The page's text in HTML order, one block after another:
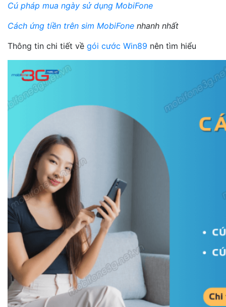
Cú pháp mua ngày sử dụng MobiFone
Cách ứng tiền trên sim MobiFone nhanh nhất
Thông tin chi tiết về gói cước Win89 nên tìm hiểu